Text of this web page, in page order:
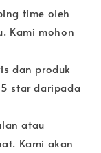
time oleh
Kami mohon
dan produk
star daripada
atau
Kami akan